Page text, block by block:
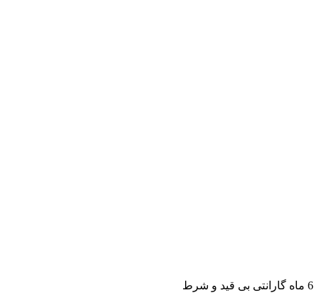
6 ماه گارانتی بی قید و شرط